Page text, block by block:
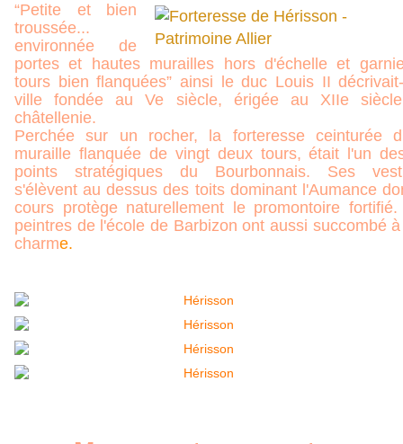
“Petite et bien
troussée...
environnée de
portes et hautes murailles hors d'échelle et
tours bien flanquées” ainsi le duc Louis II
ville fondée au Ve siècle, érigée au XIIe
châtellenie.
Perchée sur un rocher, la forteresse ceinturée
muraille flanquée de vingt deux tours, était l'un
points stratégiques du Bourbonnais. Ses
s'élèvent au dessus des toits dominant l'Aumance
cours protège naturellement le promontoire fortifié.
peintres de l'école de Barbizon ont aussi succombé
charme.